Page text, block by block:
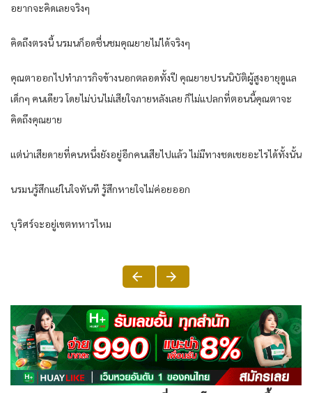
อยากจะคิดเลยจริงๆ
คิดถึงตรงนี้ นรมนก็อดชื่นชมคุณยายไม่ได้จริงๆ
คุณตาออกไปทำภารกิจข้างนอกตลอดทั้งปี คุณยายปรนนิบัติผู้สูงอายุดูแล
เด็กๆ คนเดียว โดยไม่บ่นไม่เสียใจภายหลังเลย ก็ไม่แปลกที่ตอนนี้คุณตาจะ
คิดถึงคุณยาย
แต่น่าเสียดายที่คนหนึ่งยังอยู่อีกคนเสียไปแล้ว ไม่มีทางชดเชยอะไรได้ทั้งนั้น
นรมนรู้สึกแย่ในใจทันที รู้สึกหายใจไม่ค่อยออก
บุริศร์จะอยู่เขตทหารไหม